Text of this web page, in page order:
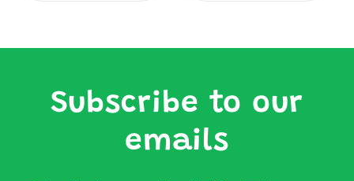
Subscribe to our
emails